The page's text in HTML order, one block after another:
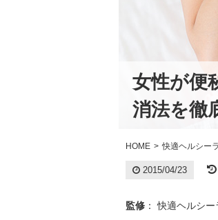
女性が便
消法を徹
HOME 快適ヘルシー
2015/04/23
監修 ： 快適ヘルシ